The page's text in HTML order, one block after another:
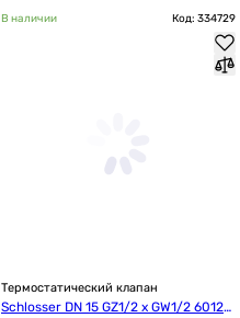
В наличии Код: 334729
Термостатический клапан
Schlosser DN 15 GZ1/2 x GW1/2 60120